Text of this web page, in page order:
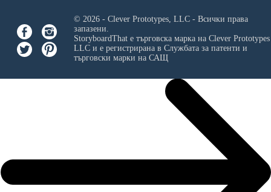
© 2026 - Clever Prototypes, LLC - Всички права
запазени.
StoryboardThat е търговска марка на Clever
LLCи е регистрирана в Службата за патенти и
търговски марки на САЩ